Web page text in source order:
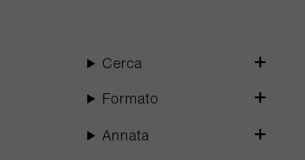
Cerca
Formato
Annata